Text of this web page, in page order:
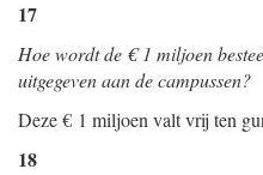
17
Hoe wordt de € 1 miljoen
uitgegeven aan de campussen?
Deze € 1 miljoen valt vrij ten
18